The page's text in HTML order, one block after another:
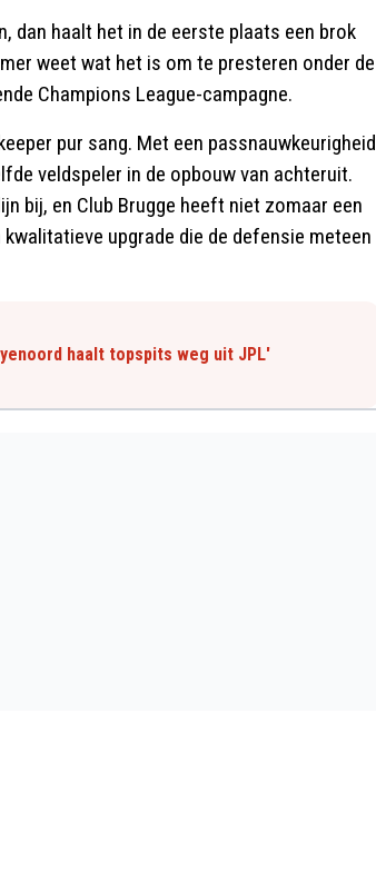
dan haalt het in de eerste plaats een brok
weet wat het is om te presteren onder de
Champions League-campagne.
pur sang. Met een passnauwkeurigheid
veldspeler in de opbouw van achteruit.
bij, en Club Brugge heeft niet zomaar een
upgrade die de defensie meteen
haalt topspits weg uit JPL'